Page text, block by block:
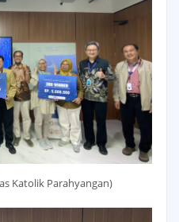
Katolik Parahyangan)